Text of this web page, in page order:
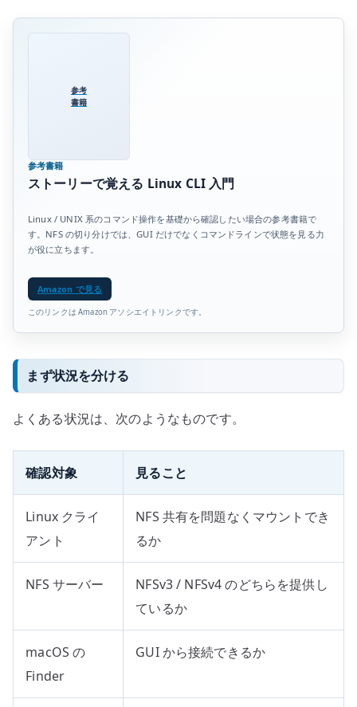
参考
書籍
参考書籍
ストーリーで覚える Linux CLI 入門
Linux / UNIX 系のコマンド操作を基礎から確認したい場合の参考書籍で
す。NFS の切り分けでは、GUI だけでなくコマンドラインで状態を見る力
が役に立ちます。
Amazon で見る
このリンクは Amazon アソシエイトリンクです。
まず状況を分ける
よくある状況は、次のようなものです。
確認対象 見ること
Linux クライ
アント
NFS 共有を問題なくマウントでき
るか
NFS サーバー
NFSv3 / NFSv4 のどちらを提供し
ているか
macOS の
Finder
GUI から接続できるか